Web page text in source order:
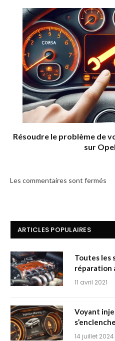
Résoudre le problème de
sur
Les commentaires sont fermés
ARTICLES POPULAIRES
Toutes les
réparation
11 avril 2021
Voyant
14 juillet 2024